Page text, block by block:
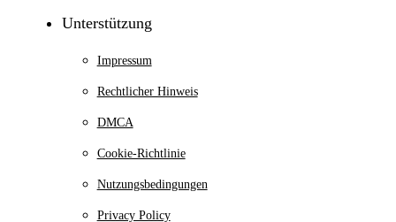
Unterstützung
Impressum
Rechtlicher Hinweis
DMCA
Cookie-Richtlinie
Nutzungsbedingungen
Privacy Policy